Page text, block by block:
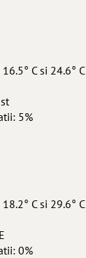
C si 24.6° C
5%
C si 29.6° C
0%